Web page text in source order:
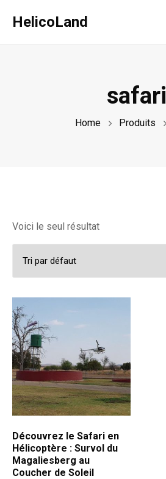
HelicoLand
safari
Home Produits
Voici le seul résultat
Découvrez le Safari en
Hélicoptère : Survol du
Magaliesberg au
Coucher de Soleil